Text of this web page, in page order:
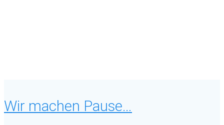
Wir machen Pause…